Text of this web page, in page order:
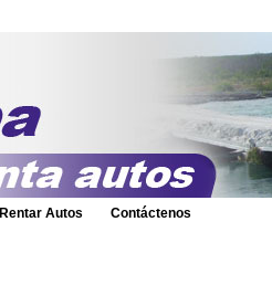
Rentar Autos Contáctenos